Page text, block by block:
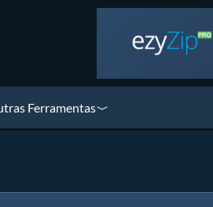
Ferramentas